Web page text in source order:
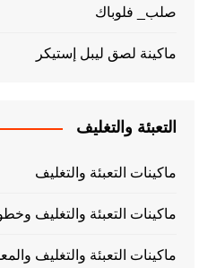
صلب_ فلوباك
ماكينة لصق ليبل إستيكر
التعبئة والتغليف
ماكينات التعبئة والتغليف
ماكينات التعبئة والتغليف
ماكينات التعبئة والتغليف